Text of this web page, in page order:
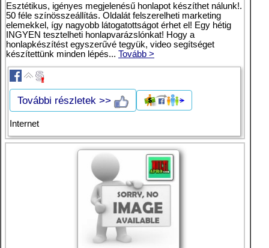
Esztétikus, igényes megjelenésű honlapot készíthet nálunk!.
50 féle színösszeállítás. Oldalát felszerelheti marketing
elemekkel, így nagyobb látogatottságot érhet el! Egy hétig
INGYEN tesztelheti honlapvarázslónkat! Hogy a
honlapkészítést egyszerűvé tegyük, video segítséget
készítettünk minden lépés... Tovább >
További részletek >>
Internet